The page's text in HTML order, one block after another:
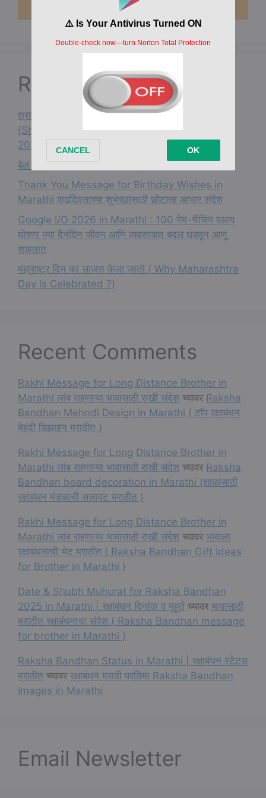
Recent Posts
श्रावण 2026 महाराष्ट्रात कधी सुरू होतो आणि कधी संपतो?
(Shravan Start and End Date in Maharashtra
2026 in Marathi)
बेल पत्राचे महत्त्व Bel Patra Importance in Marathi
Thank You Message for Birthday Wishes in
Marathi वाढदिवसाच्या शुभेच्छांसाठी छोटासा आभार संदेश
Google I/O 2026 in Marathi : 100 गेम-चेंजिंग एआय
घोषणा ज्या दैनंदिन जीवन आणि व्यवसायात बदल घडवून आणू
शकतात
महाराष्ट्र दिन का साजरा केला जातो ( Why Maharashtra
Day is Celebrated ?)
Recent Comments
Rakhi Message for Long Distance Brother in
Marathi लांब राहणाऱ्या भावासाठी राखी संदेश च्यावर Raksha
Bandhan Mehndi Design in Marathi ( टॉप रक्षाबंधन
मेहंदी डिझाइन मराठीत )
Rakhi Message for Long Distance Brother in
Marathi लांब राहणाऱ्या भावासाठी राखी संदेश च्यावर Raksha
Bandhan board decoration in Marathi (शाळांसाठी
रक्षाबंधन मंडळाची सजावट मराठीत )
Rakhi Message for Long Distance Brother in
Marathi लांब राहणाऱ्या भावासाठी राखी संदेश च्यावर भावाला
रक्षाबंधनाची भेट मराठीत ( Raksha Bandhan Gift Ideas
for Brother in Marathi )
Date & Shubh Muhurat for Raksha Bandhan
2025 in Marathi | रक्षाबंधन दिनांक व मुहूर्त च्यावर भावासाठी
मराठीत रक्षाबंधनाचा संदेश ( Raksha Bandhan message
for brother in Marathi )
Raksha Bandhan Status in Marathi | रक्षाबंधन स्टेटस
मराठीत च्यावर रक्षाबंधन मराठी प्रतिमा Raksha Bandhan
Images in Marathi
Email Newsletter